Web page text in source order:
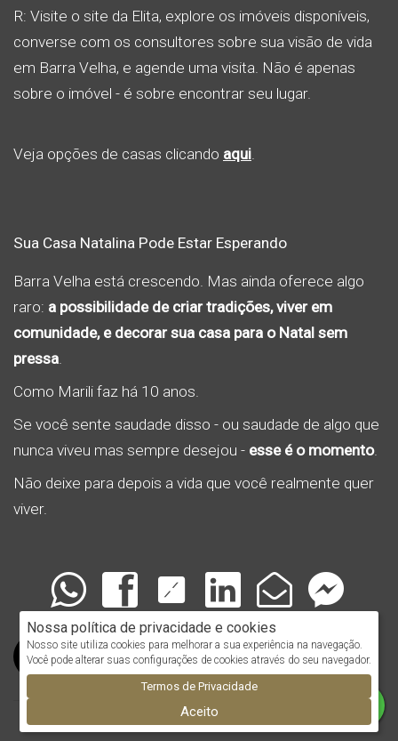
Nossa política de privacidade e cookies
Nosso site utiliza cookies para melhorar a sua experiência na navegação.
Você pode alterar suas configurações de cookies através do seu navegador.
Termos de Privacidade
Aceito
R: Visite o site da Elita, explore os imóveis disponíveis,
converse com os consultores sobre sua visão de vida
em Barra Velha, e agende uma visita. Não é apenas
sobre o imóvel - é sobre encontrar seu lugar.
Veja opções de casas clicando aqui.
Sua Casa Natalina Pode Estar Esperando
Barra Velha está crescendo. Mas ainda oferece algo
raro: a possibilidade de criar tradições, viver em
comunidade, e decorar sua casa para o Natal sem
pressa.
Como Marili faz há 10 anos.
Se você sente saudade disso - ou saudade de algo que
nunca viveu mas sempre desejou - esse é o momento.
Não deixe para depois a vida que você realmente quer
viver.